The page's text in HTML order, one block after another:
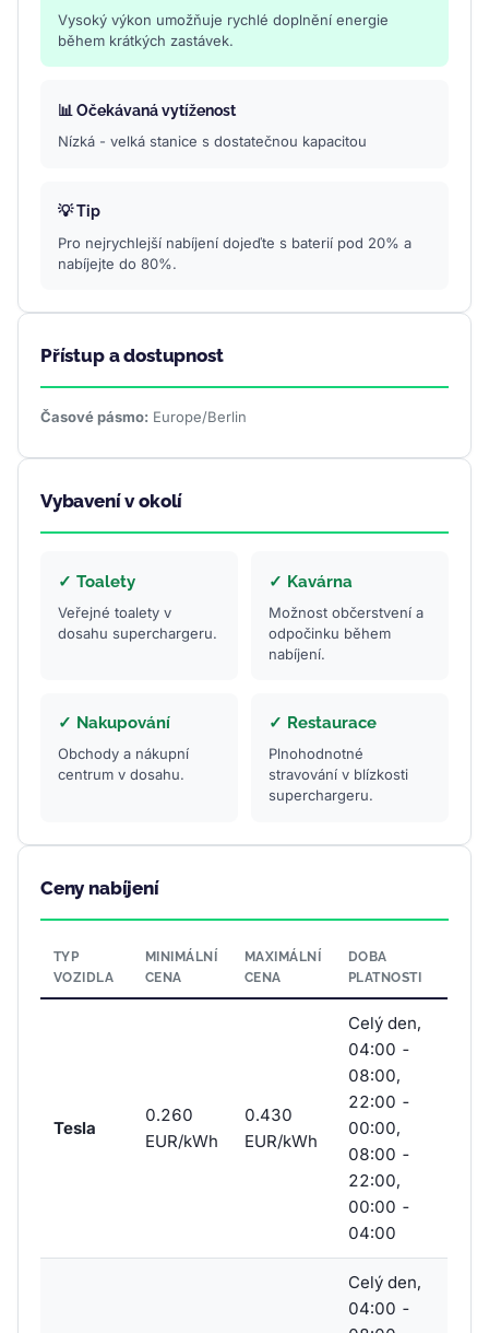
Vysoký výkon umožňuje rychlé doplnění energie
během krátkých zastávek.
📊 Očekávaná vytíženost
Nízká - velká stanice s dostatečnou kapacitou
💡 Tip
Pro nejrychlejší nabíjení dojeďte s baterií pod 20% a
nabíjejte do 80%.
Přístup a dostupnost
Časové pásmo: Europe/Berlin
Vybavení v okolí
✓ Toalety
Veřejné toalety v
dosahu superchargeru.
✓ Kavárna
Možnost občerstvení a
odpočinku během
nabíjení.
✓ Nakupování
Obchody a nákupní
centrum v dosahu.
✓ Restaurace
Plnohodnotné
stravování v blízkosti
superchargeru.
Ceny nabíjení
TYP
VOZIDLA
MINIMÁLNÍ
CENA
MAXIMÁLNÍ
CENA
DOBA
PLATNOSTI
Tesla
0.260
EUR/kWh
0.430
EUR/kWh
Celý den,
04:00 -
08:00,
22:00 -
00:00,
08:00 -
22:00,
00:00 -
04:00
Celý den,
04:00 -